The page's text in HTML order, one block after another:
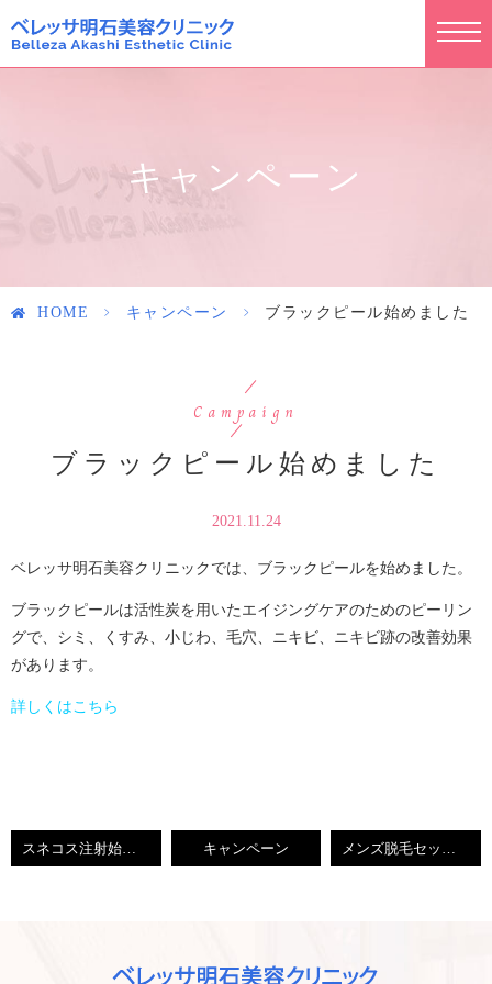
キャンペーン
HOME > キャンペーン > ブラックピール始めました
Campaign
ブラックピール始めました
2021.11.24
ベレッサ明石美容クリニックでは、ブラックピールを始めました。
ブラックピールは活性炭を用いたエイジングケアのためのピーリン
グで、シミ、くすみ、小じわ、毛穴、ニキビ、ニキビ跡の改善効果
があります。
詳しくはこちら
スネコス注射始めました キャンペーン メンズ脱毛セット価格を値下げしました